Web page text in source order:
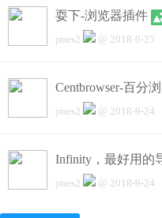
耍下-浏览器插件
jmes2 @ 2018-9-25
Centbrowser-百分
jmes2 @ 2018-9-24
Infinity，最好用的
jmes2 @ 2018-9-24